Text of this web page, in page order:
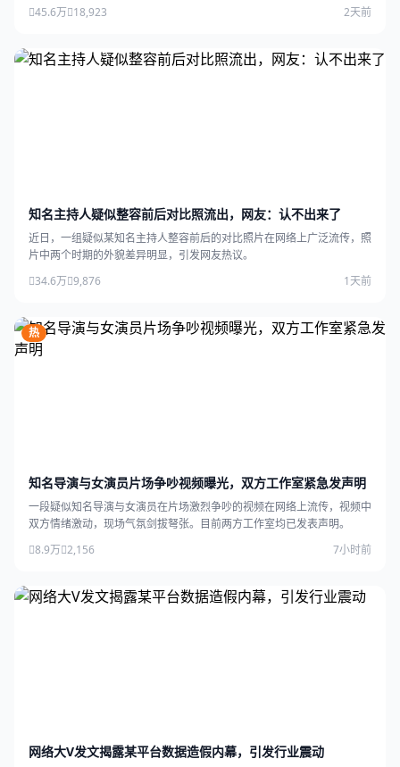
45.6万 18,923 2天前
知名主持人疑似整容前后对比照流出，网友：认不出来了
近日，一组疑似某知名主持人整容前后的对比照片在网络上广泛流传，照
片中两个时期的外貌差异明显，引发网友热议。
34.6万 9,876 1天前
热
知名导演与女演员片场争吵视频曝光，双方工作室紧急发声明
一段疑似知名导演与女演员在片场激烈争吵的视频在网络上流传，视频中
双方情绪激动，现场气氛剑拔弩张。目前两方工作室均已发表声明。
8.9万 2,156 7小时前
网络大V发文揭露某平台数据造假内幕，引发行业震动